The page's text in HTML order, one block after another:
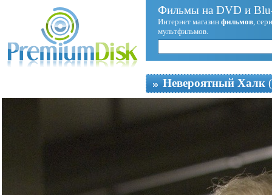
Фильмы на DVD и
Интернет магазин фильмов,
мультфильмов.
Невероятный Халк